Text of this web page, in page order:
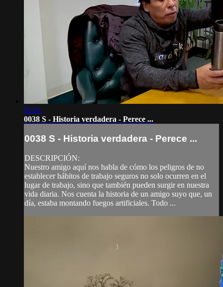
02:01
0038 S - Historia verdadera - Perece ...
0038 S - Historia verdadera - Perece ...
DESCRIPCIÓN:
Nuestro amigo aquí nos habla de cómo los peligros de no
establecer hábitos de trabajo seguros no solo ocurren en el
lugar de trabajo, sino que también pueden surgir en nuestra
vida diaria. Nos cuenta la historia de un amigo suyo que, un
día, estaba montando fuegos artificiales. Todo ...